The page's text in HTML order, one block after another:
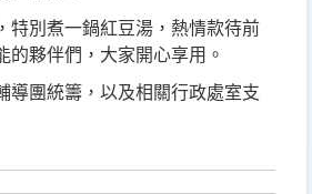
特別煮一鍋紅豆湯，熱情款待前
的夥伴們，大家開心享用。
導團統籌，以及相關行政處室支